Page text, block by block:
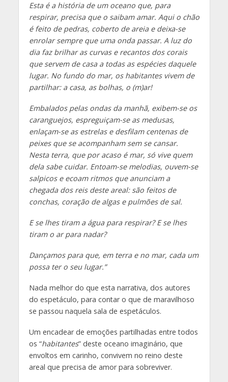
Esta é a história de um oceano que, para
respirar, precisa que o saibam amar. Aqui o chão
é feito de pedras, coberto de areia e deixa-se
enrolar sempre que uma onda passar. A luz do
dia faz brilhar as curvas e recantos dos corais
que servem de casa a todas as espécies daquele
lugar. No fundo do mar, os habitantes vivem de
partilhar: a casa, as bolhas, o (m)ar!
Embalados pelas ondas da manhã, exibem-se os
caranguejos, espreguiçam-se as medusas,
enlaçam-se as estrelas e desfilam centenas de
peixes que se acompanham sem se cansar.
Nesta terra, que por acaso é mar, só vive quem
dela sabe cuidar. Entoam-se melodias, ouvem-se
salpicos e ecoam ritmos que anunciam a
chegada dos reis deste areal: são feitos de
conchas, coração de algas e pulmões de sal.
E se lhes tiram a água para respirar? E se lhes
tiram o ar para nadar?
Dançamos para que, em terra e no mar, cada um
possa ter o seu lugar.”
Nada melhor do que esta narrativa, dos autores
do espetáculo, para contar o que de maravilhoso
se passou naquela sala de espetáculos.
Um encadear de emoções partilhadas entre todos
os “habitantes” deste oceano imaginário, que
envoltos em carinho, convivem no reino deste
areal que precisa de amor para sobreviver.